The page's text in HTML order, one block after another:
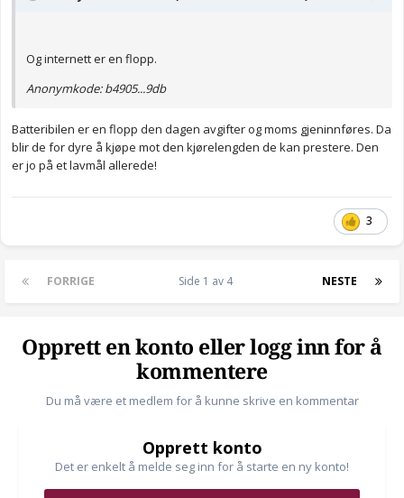
Og internett er en flopp.
Anonymkode: b4905...9db
Batteribilen er en flopp den dagen avgifter og moms gjeninnføres. Da
blir de for dyre å kjøpe mot den kjørelengden de kan prestere. Den
er jo på et lavmål allerede!
3
FORRIGE NESTE
Side 1 av 4
Opprett en konto eller logg inn for å
kommentere
Du må være et medlem for å kunne skrive en kommentar
Opprett konto
Det er enkelt å melde seg inn for å starte en ny konto!